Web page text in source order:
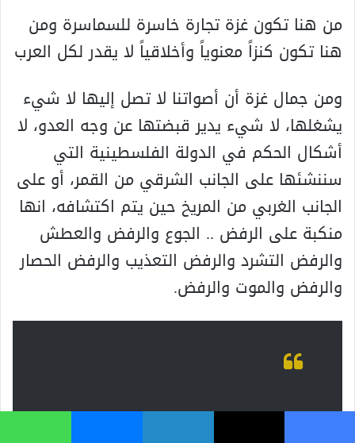
من هنا تکون غزة تجارة خاسرة للسماسرة ومن
هنا تکون کنزاً معنوياً وأخلاقياً لا يقدر لکل العرب
ومن جمال غزة أن أصواتنا لا تصل إليها لا شيء
يشغلها، لا شيء يدير قبضتها عن وجه العدو، لا
أشكال الحکم في الدولة الفلسطينية التي
سننشئها على الجانب الشرقي من القمر، أو على
الجانب الغربي من المريخ حين يتم اکتشافه، انها
منکبة على الرفض .. الجوع والرفض والعطش
والرفض التشرد والرفض التعذيب والرفض الحصار
والرفض والموت والرفض.